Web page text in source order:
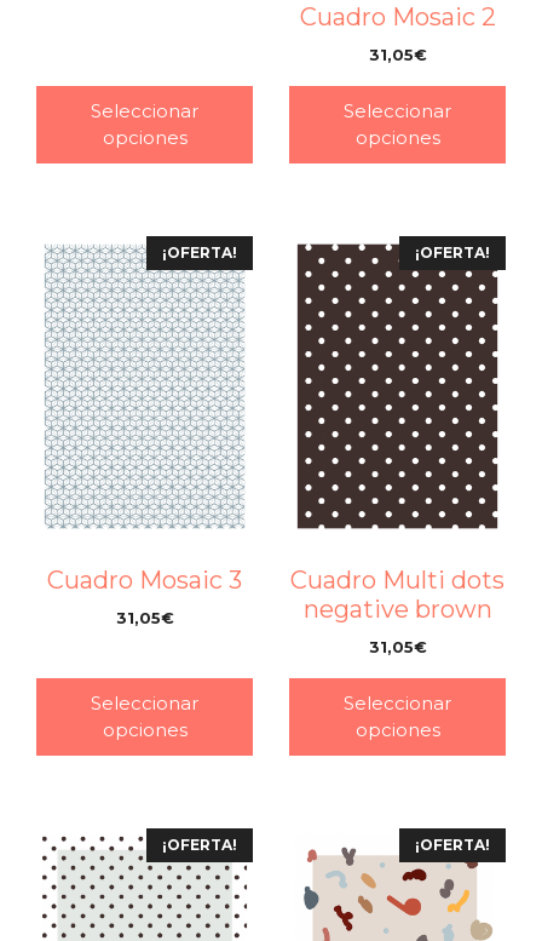
Seleccionar
opciones
Cuadro Mosaic 2
31,05€
Seleccionar
opciones
¡OFERTA!
Cuadro Mosaic 3
31,05€
Seleccionar
opciones
¡OFERTA!
Cuadro Multi dots
negative brown
31,05€
Seleccionar
opciones
¡OFERTA! ¡OFERTA!